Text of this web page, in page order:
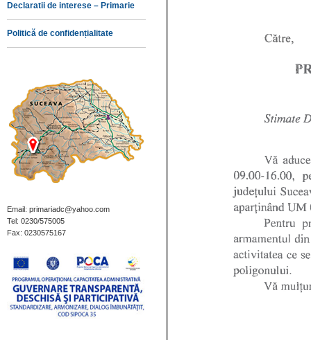
Declaratii de interese – Primarie
Politică de confidențialitate
Email: primariadc@yahoo.com
Tel: 0230/575005
Fax: 0230575167